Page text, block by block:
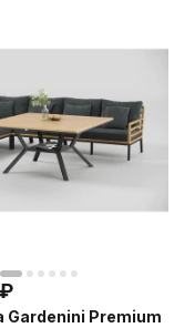
₽
Gardenini Premium